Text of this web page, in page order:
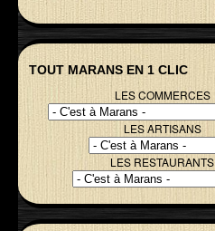
TOUT MARANS EN 1 CLIC
LES COMMERCES
LES ARTISANS
LES RESTAURANTS